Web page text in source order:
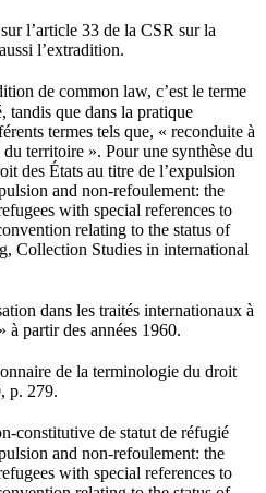
l’article 33 de la CSR sur la
l’extradition.
de common law, c’est le terme
tandis que dans la pratique
termes tels que, « reconduite à
territoire ». Pour une synthèse du
des États au titre de l’expulsion
and non-refoulement: the
with special references to
relating to the status of
Collection Studies in international
dans les traités internationaux à
partir des années 1960.
de la terminologie du droit
p. 279.
constitutive de statut de réfugié
and non-refoulement: the
with special references to